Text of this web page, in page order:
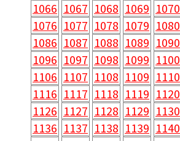
1066 1067 1068 1069 1070
1076 1077 1078 1079 1080
1086 1087 1088 1089 1090
1096 1097 1098 1099 1100
1106 1107 1108 1109 1110
1116 1117 1118 1119 1120
1126 1127 1128 1129 1130
1136 1137 1138 1139 1140